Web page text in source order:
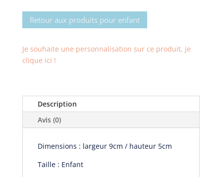
papillon
Igor
Retour aux produits pour enfant
Je souhaite une personnalisation sur ce produit, je
clique ici !
Description
Avis (0)
Dimensions : largeur 9cm / hauteur 5cm
Taille : Enfant